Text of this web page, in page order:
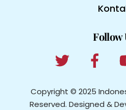
Follow
Copyright © 2025
Reserved. Designed &